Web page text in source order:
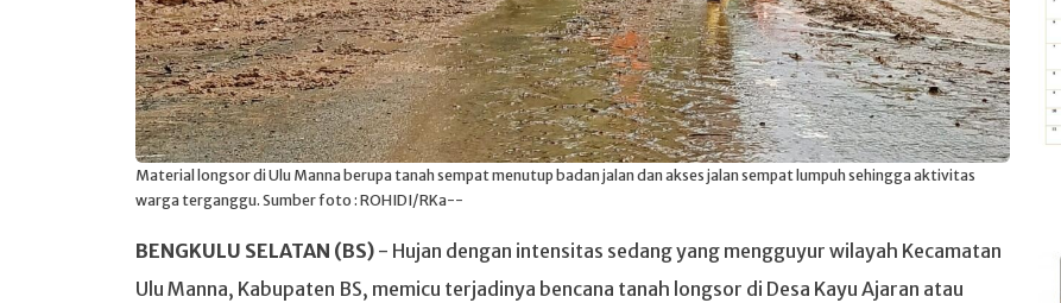
Material longsor di Ulu Manna berupa tanah sempat menutup badan jalan dan akses jalan sempat lumpuh sehingga aktivitas
warga terganggu. Sumber foto : ROHIDI/RKa--
BENGKULU SELATAN (BS) - Hujan dengan intensitas sedang yang mengguyur wilayah Kecamatan
Ulu Manna, Kabupaten BS, memicu terjadinya bencana tanah longsor di Desa Kayu Ajaran atau